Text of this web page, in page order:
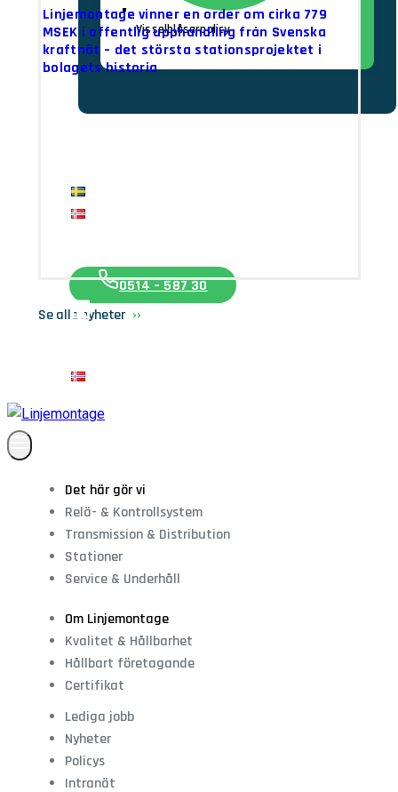
Visselblåsarpolicy
0514 – 587 30
Linjemontage vinner en order om cirka 779
MSEK i offentlig upphandling från Svenska
kraftnät – det största stationsprojektet i
bolagets historia
Se alle nyheter
Det här gör vi
Relä- & Kontrollsystem
Transmission & Distribution
Stationer
Service & Underhåll
Om Linjemontage
Kvalitet & Hållbarhet
Hållbart företagande
Certifikat
Lediga jobb
Nyheter
Policys
Intranät